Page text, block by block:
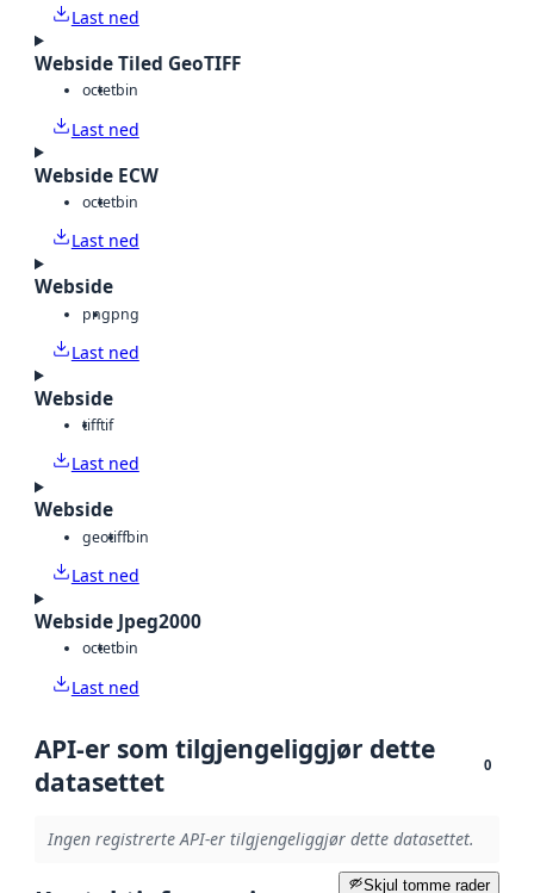
Last ned
Webside Tiled GeoTIFF
octetbin
Last ned
Webside ECW
octetbin
Last ned
Webside
pngpng
Last ned
Webside
tifftif
Last ned
Webside
geotiffbin
Last ned
Webside Jpeg2000
octetbin
Last ned
API-er som tilgjengeliggjør dette
datasettet
0
Ingen registrerte API-er tilgjengeliggjør dette datasettet.
Skjul tomme rader